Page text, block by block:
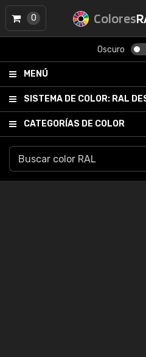
Colores
Oscuro
MENÚ
SISTEMA DE COLOR: RAL
CATEGORÍAS DE COLOR
0